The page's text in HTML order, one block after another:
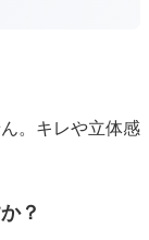
。キレや立体感
？